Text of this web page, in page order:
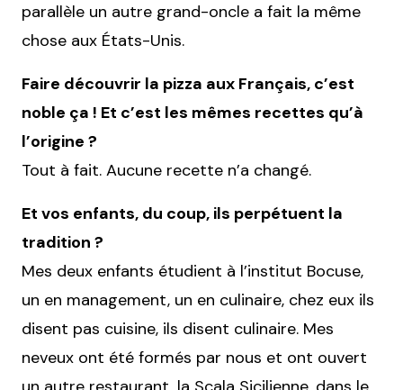
parallèle un autre grand-oncle a fait la même
chose aux États-Unis.
Faire découvrir la pizza aux Français, c’est
noble ça ! Et c’est les mêmes recettes qu’à
l’origine ?
Tout à fait. Aucune recette n’a changé.
Et vos enfants, du coup, ils perpétuent la
tradition ?
Mes deux enfants étudient à l’institut Bocuse,
un en management, un en culinaire, chez eux ils
disent pas cuisine, ils disent culinaire. Mes
neveux ont été formés par nous et ont ouvert